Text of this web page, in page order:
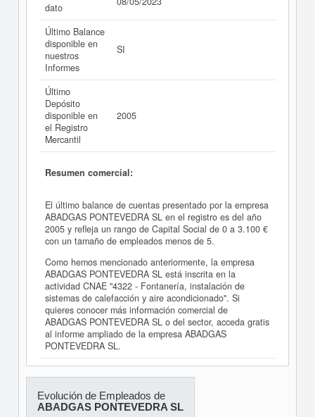
dato
Último Balance
disponible en
nuestros
Informes
SI
Último
Depósito
disponible en
el Registro
Mercantil
2005
Resumen comercial:
El último balance de cuentas presentado por la empresa
ABADGAS PONTEVEDRA SL en el registro es del año
2005 y refleja un rango de Capital Social de 0 a 3.100 €
con un tamaño de empleados menos de 5.
Como hemos mencionado anteriormente, la empresa
ABADGAS PONTEVEDRA SL está inscrita en la
actividad CNAE "4322 - Fontanería, instalación de
sistemas de calefacción y aire acondicionado". Si
quieres conocer más información comercial de
ABADGAS PONTEVEDRA SL o del sector, acceda gratis
al informe ampliado de la empresa ABADGAS
PONTEVEDRA SL.
Evolución de Empleados de
ABADGAS PONTEVEDRA SL